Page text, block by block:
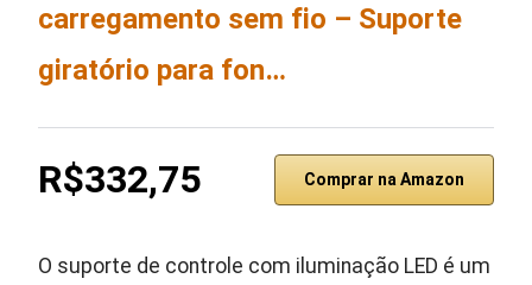
carregamento sem fio – Suporte
giratório para fon…
R$332,75 Comprar na Amazon
O suporte de controle com iluminação LED é um